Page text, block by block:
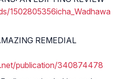
REMEDIAL
publication/340874478